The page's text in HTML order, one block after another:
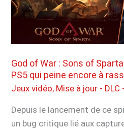
plus
de
de
la
dernière
mise
jour
God of War : Sons of
PS5 qui peine encore à
Jeux vidéo, Mise à jour - DLC
Depuis le lancement de ce
un bug critique lié aux